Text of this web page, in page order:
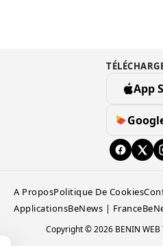
App
A ProposPolitique De Cookies
ApplicationsBeNews | France
Copyright © 2026 BENIN